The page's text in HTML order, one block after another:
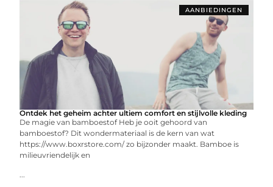
AANBIEDINGEN
Ontdek het geheim achter ultiem comfort en stijlvolle kleding
De magie van bamboestof Heb je ooit gehoord van
bamboestof? Dit wondermateriaal is de kern van wat
https://www.boxrstore.com/ zo bijzonder maakt. Bamboe is
milieuvriendelijk en
...